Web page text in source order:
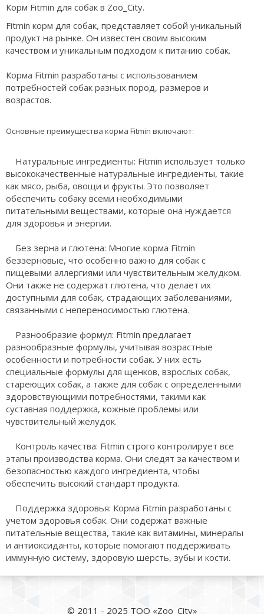
Корм Fitmin для собак в Zoo_City.
Fitmin корм для собак, представляет собой уникальный
продукт на рынке. Он известен своим высоким
качеством и уникальным подходом к питанию собак.
Корма Fitmin разработаны с использованием
потребностей собак разных пород, размеров и
возрастов.
Основные преимущества корма Fitmin включают:
Натуральные ингредиенты: Fitmin использует только
высококачественные натуральные ингредиенты, такие
как мясо, рыба, овощи и фрукты. Это позволяет
обеспечить собаку всеми необходимыми
питательными веществами, которые она нуждается
для здоровья и энергии.
Без зерна и глютена: Многие корма Fitmin
беззерновые, что особенно важно для собак с
пищевыми аллергиями или чувствительным желудком.
Они также не содержат глютена, что делает их
доступными для собак, страдающих заболеваниями,
связанными с непереносимостью глютена.
Разнообразие формул: Fitmin предлагает
разнообразные формулы, учитывая возрастные
особенности и потребности собак. У них есть
специальные формулы для щенков, взрослых собак,
стареющих собак, а также для собак с определенными
здоровствующими потребностями, такими как
суставная поддержка, кожные проблемы или
чувствительный желудок.
Контроль качества: Fitmin строго контролирует все
этапы производства корма. Они следят за качеством и
безопасностью каждого ингредиента, чтобы
обеспечить высокий стандарт продукта.
Поддержка здоровья: Корма Fitmin разработаны с
учетом здоровья собак. Они содержат важные
питательные вещества, такие как витамины, минералы
и антиоксиданты, которые помогают поддерживать
иммунную систему, здоровую шерсть, зубы и кости.
© 2011 - 2025 ТОО «Zoo_City»